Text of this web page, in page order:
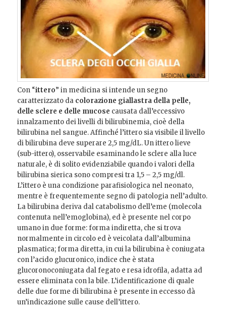
Con “ittero” in medicina si intende un segno
caratterizzato da colorazione giallastra della pelle,
delle sclere e delle mucose causata dall’eccessivo
innalzamento dei livelli di bilirubinemia, cioè della
bilirubina nel sangue. Affinché l’ittero sia visibile il livello
di bilirubina deve superare 2,5 mg/dL. Un ittero lieve
(sub-ittero), osservabile esaminando le sclere alla luce
naturale, è di solito evidenziabile quando i valori della
bilirubina sierica sono compresi tra 1,5 – 2,5 mg/dl.
L’ittero è una condizione parafisiologica nel neonato,
mentre è frequentemente segno di patologia nell’adulto.
La bilirubina deriva dal catabolismo dell’eme (molecola
contenuta nell’emoglobina), ed è presente nel corpo
umano in due forme: forma indiretta, che si trova
normalmente in circolo ed è veicolata dall’albumina
plasmatica; forma diretta, in cui la bilirubina è coniugata
con l’acido glucuronico, indice che è stata
glucoronoconiugata dal fegato e resa idrofila, adatta ad
essere eliminata con la bile. L’identificazione di quale
delle due forme di bilirubina è presente in eccesso dà
un’indicazione sulle cause dell’ittero.